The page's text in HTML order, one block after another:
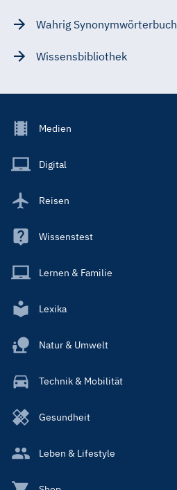
Wahrig Synonymwörterbuch
Wissensbibliothek
Footer
Main
Medien
Digital
Reisen
Wissenstest
Lernen & Familie
Lexika
Natur & Umwelt
Technik & Mobilität
Gesundheit
Leben & Lifestyle